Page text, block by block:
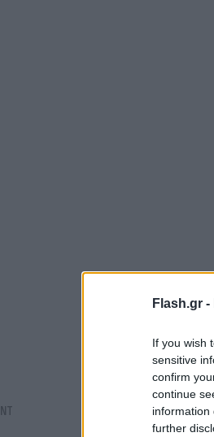
Flash.gr -
If you wish
sensitive
confirm
continue
information
further